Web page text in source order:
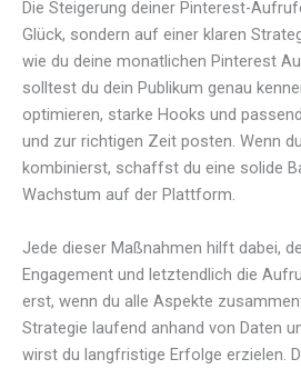
Die Steigerung deiner Pinterest-
Glück, sondern auf einer klaren
wie du deine monatlichen Pinterest
solltest du dein Publikum genau
optimieren, starke Hooks und
und zur richtigen Zeit posten. Wenn
kombinierst, schaffst du eine solide
Wachstum auf der Plattform.
Jede dieser Maßnahmen hilft dabei,
Engagement und letztendlich die
erst, wenn du alle Aspekte
Strategie laufend anhand von Daten
wirst du langfristige Erfolge erzielen.